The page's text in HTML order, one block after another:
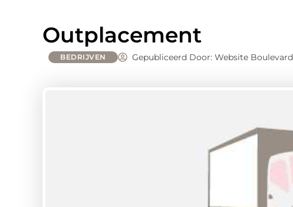
Outplacement
BEDRIJVEN Gepubliceerd Door: Website Boulevard